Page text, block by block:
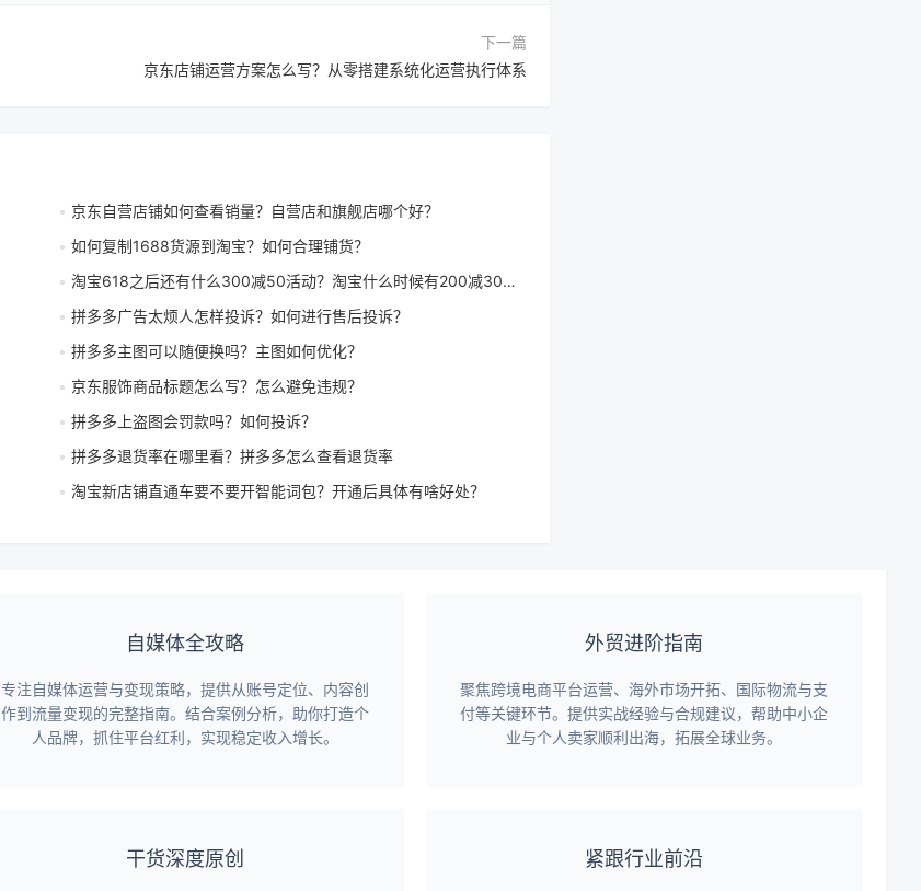
下一篇
京东店铺运营方案怎么写？从零搭建系统化运营执行体系
京东自营店铺如何查看销量？自营店和旗舰店哪个好？
如何复制1688货源到淘宝？如何合理铺货？
淘宝618之后还有什么300减50活动？淘宝什么时候有200减30优惠？
拼多多广告太烦人怎样投诉？如何进行售后投诉？
拼多多主图可以随便换吗？主图如何优化？
京东服饰商品标题怎么写？怎么避免违规？
拼多多上盗图会罚款吗？如何投诉？
拼多多退货率在哪里看？拼多多怎么查看退货率
淘宝新店铺直通车要不要开智能词包？开通后具体有啥好处？
自媒体全攻略
专注自媒体运营与变现策略，提供从账号定位、内容创
作到流量变现的完整指南。结合案例分析，助你打造个
人品牌，抓住平台红利，实现稳定收入增长。
外贸进阶指南
聚焦跨境电商平台运营、海外市场开拓、国际物流与支
付等关键环节。提供实战经验与合规建议，帮助中小企
业与个人卖家顺利出海，拓展全球业务。
干货深度原创 紧跟行业前沿